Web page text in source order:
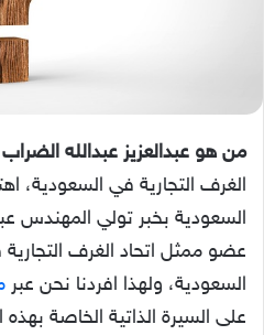
من هو عبدالعزيز عبدالله الضراب
الغرف التجارية في السعودية،
السعودية بخبر تولي المهندس
عضو ممثل اتحاد الغرف التجارية
السعودية، ولهذا افردنا نحن عبر
على السيرة الذاتية الخاصة